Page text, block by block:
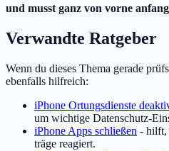
und musst ganz von vorne
Verwandte Ratgeber
Wenn du dieses Thema gerade
ebenfalls hilfreich:
iPhone Ortungsdienste
um wichtige Datenschutz-
iPhone Apps schließen - hilft,
träge reagiert.